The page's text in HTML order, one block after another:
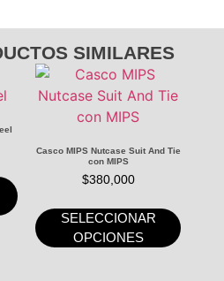
SIMILARES
Casco MIPS Nutcase Suit And Tie
con MIPS
$380,000
SELECCIONAR
OPCIONES